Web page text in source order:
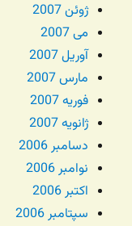
ژوئن 2007
می 2007
آوریل 2007
مارس 2007
فوریه 2007
ژانویه 2007
دسامبر 2006
نوامبر 2006
اکتبر 2006
سپتامبر 2006